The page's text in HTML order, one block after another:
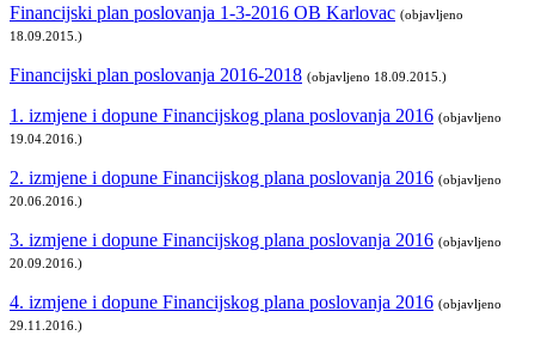
Financijski plan poslovanja 1-3-2016 OB Karlovac (objavljeno
18.09.2015.)
Financijski plan poslovanja 2016-2018 (objavljeno 18.09.2015.)
1. izmjene i dopune Financijskog plana poslovanja 2016 (objavljeno
19.04.2016.)
2. izmjene i dopune Financijskog plana poslovanja 2016 (objavljeno
20.06.2016.)
3. izmjene i dopune Financijskog plana poslovanja 2016 (objavljeno
20.09.2016.)
4. izmjene i dopune Financijskog plana poslovanja 2016 (objavljeno
29.11.2016.)